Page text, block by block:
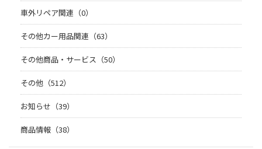
車外リペア関連（0）
その他カー用品関連（63）
その他商品・サービス（50）
その他（512）
お知らせ（39）
商品情報（38）